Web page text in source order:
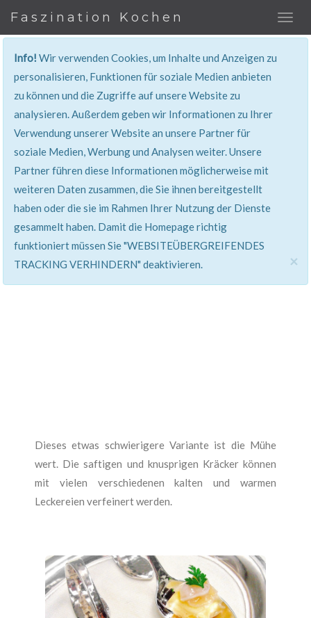
Faszination Kochen
Info!Wir verwenden Cookies, um Inhalte und Anzeigen zu
personalisieren, Funktionen für soziale Medien anbieten
zu können und die Zugriffe auf unsere Website zu
analysieren. Außerdem geben wir Informationen zu Ihrer
Verwendung unserer Website an unsere Partner für
soziale Medien, Werbung und Analysen weiter. Unsere
Partner führen diese Informationen möglicherweise mit
weiteren Daten zusammen, die Sie ihnen bereitgestellt
haben oder die sie im Rahmen Ihrer Nutzung der Dienste
gesammelt haben. Damit die Homepage richtig
funktioniert müssen Sie "WEBSITEÜBERGREIFENDES
TRACKING VERHINDERN" deaktivieren.
×
REZEPT
Super erklärt & lecker...!
Dieses etwas schwierigere Variante ist die Mühe
wert. Die saftigen und knusprigen Kräcker können
mit vielen verschiedenen kalten und warmen
Leckereien verfeinert werden.